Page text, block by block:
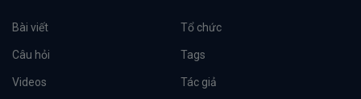
Bài viết Tổ chức
Câu hỏi Tags
Videos Tác giả